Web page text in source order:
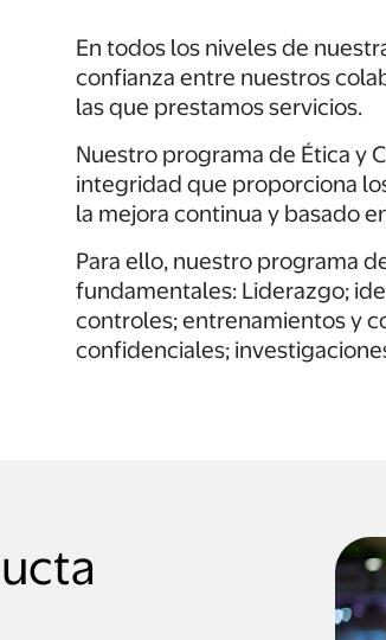
En todos los niveles de
confianza entre nuestros
las que prestamos servicios.
Nuestro programa de Ética y
integridad que proporciona
la mejora continua y basado
Para ello, nuestro programa
fundamentales: Liderazgo;
controles; entrenamientos y
confidenciales;